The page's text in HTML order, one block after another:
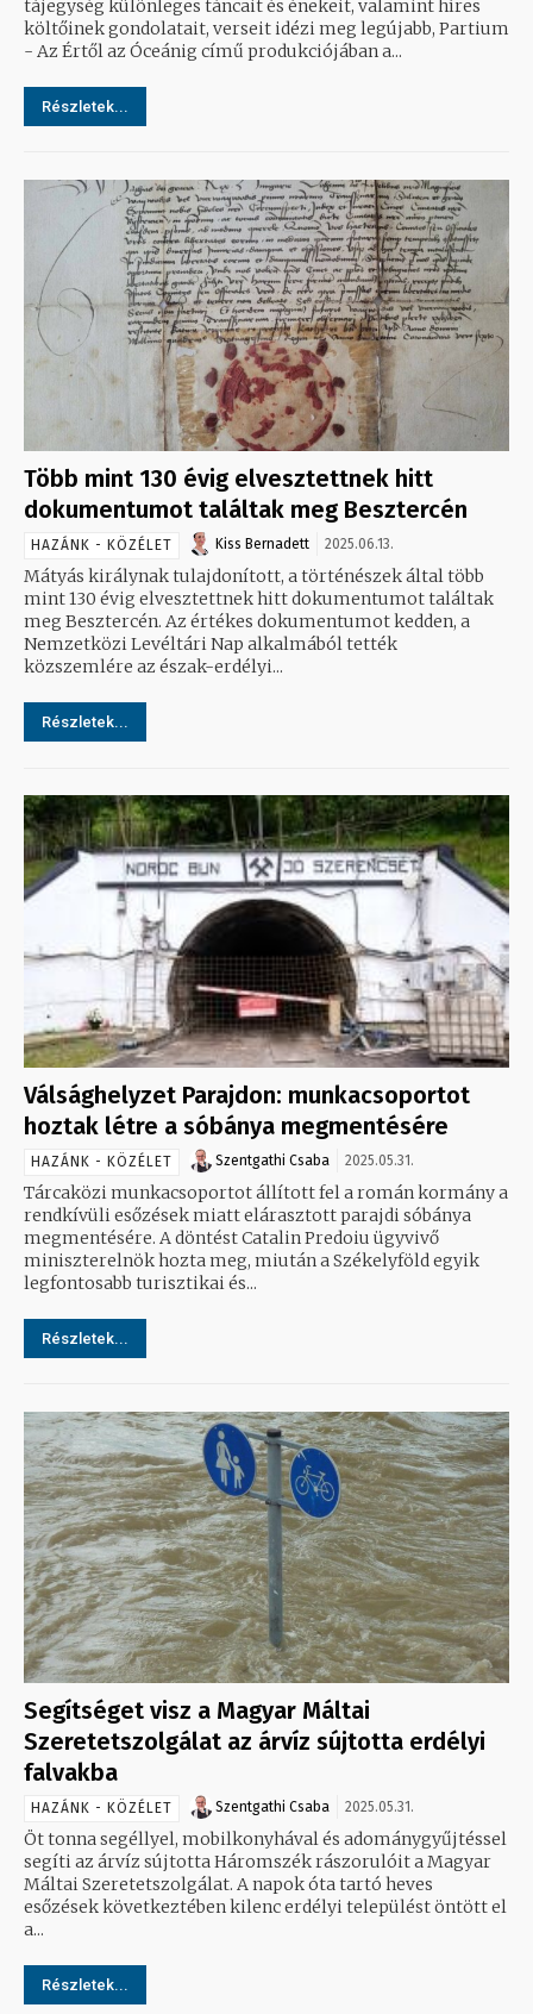
tájegység különleges táncait és énekeit, valamint híres
költőinek gondolatait, verseit idézi meg legújabb, Partium
- Az Értől az Óceánig című produkciójában a...
Részletek...
Több mint 130 évig elvesztettnek hitt
dokumentumot találtak meg Besztercén
HAZÁNK - KÖZÉLET Kiss Bernadett 2025.06.13.
Mátyás királynak tulajdonított, a történészek által több
mint 130 évig elvesztettnek hitt dokumentumot találtak
meg Besztercén. Az értékes dokumentumot kedden, a
Nemzetközi Levéltári Nap alkalmából tették
közszemlére az észak-erdélyi...
Részletek...
Válsághelyzet Parajdon: munkacsoportot
hoztak létre a sóbánya megmentésére
HAZÁNK - KÖZÉLET Szentgathi Csaba 2025.05.31.
Tárcaközi munkacsoportot állított fel a román kormány a
rendkívüli esőzések miatt elárasztott parajdi sóbánya
megmentésére. A döntést Catalin Predoiu ügyvivő
miniszterelnök hozta meg, miután a Székelyföld egyik
legfontosabb turisztikai és...
Részletek...
Segítséget visz a Magyar Máltai
Szeretetszolgálat az árvíz sújtotta erdélyi
falvakba
HAZÁNK - KÖZÉLET Szentgathi Csaba 2025.05.31.
Öt tonna segéllyel, mobilkonyhával és adománygyűjtéssel
segíti az árvíz sújtotta Háromszék rászorulóit a Magyar
Máltai Szeretetszolgálat. A napok óta tartó heves
esőzések következtében kilenc erdélyi települést öntött el
a...
Részletek...